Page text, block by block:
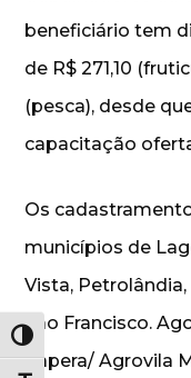
Alternar alto contraste
beneficiário tem
de R$ 271,10
(pesca), desde
capacitação
Os
municípios de
Vista,
São Francisco.
Tapera/ Agrovila